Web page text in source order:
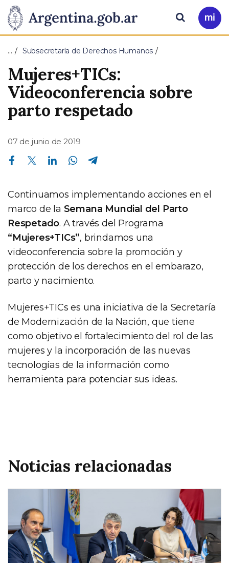
Presidencia
de
la
Nación
Pasar al contenido principal
Ir
a
Buscar
… Subsecretaría de Derechos Humanos
Mujeres+TICs:
Videoconferencia sobre
parto respetado
07 de junio de 2019
Compartir en Facebook Compartir en Twitter Compartir en Linkedin Compartir en Whatsapp
Continuamos implementando acciones en el
marco de la Semana Mundial del Parto
Respetado. A través del Programa
“Mujeres+TICs”, brindamos una
videoconferencia sobre la promoción y
protección de los derechos en el embarazo,
parto y nacimiento.
Mujeres+TICs es una iniciativa de la Secretaría
de Modernización de la Nación, que tiene
como objetivo el fortalecimiento del rol de las
mujeres y la incorporación de las nuevas
tecnologías de la información como
herramienta para potenciar sus ideas.
Noticias relacionadas